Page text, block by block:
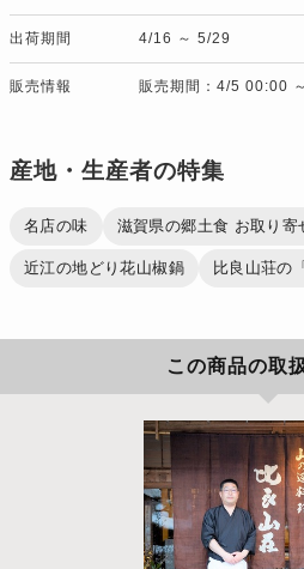
出荷期間 4/16 ～ 5/29
販売情報 販売期間：4/5 00:00
産地・生産者の特集
名店の味 滋賀県の郷土食 お取り寄
近江の地どり花山椒鍋 比良山荘の
この商品の取